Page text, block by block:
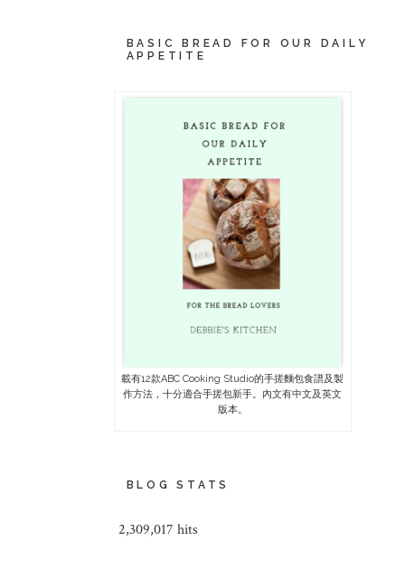
BASIC BREAD FOR OUR DAILY
APPETITE
載有12款ABC Cooking Studio的手搓麵包食譜及製
作方法，十分適合手搓包新手。內文有中文及英文
版本。
BLOG STATS
2,309,017 hits